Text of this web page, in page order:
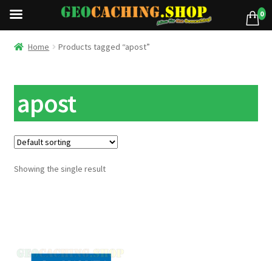
Home Products tagged “apost”
apost
Showing the single result
0